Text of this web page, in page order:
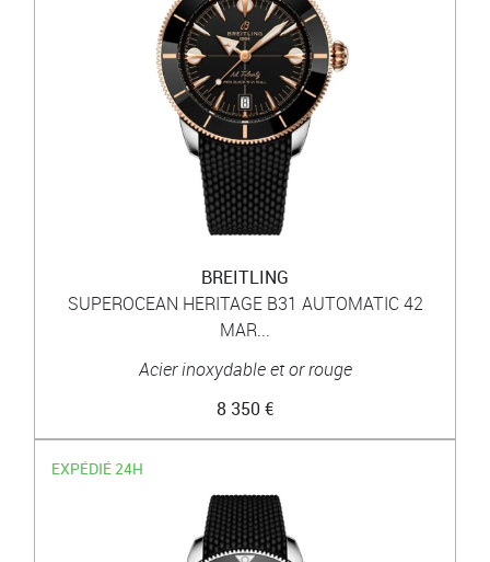
BREITLING
SUPEROCEAN HERITAGE B31 AUTOMATIC 42
MAR...
Acier inoxydable et or rouge
8 350 €
EXPÉDIÉ 24H